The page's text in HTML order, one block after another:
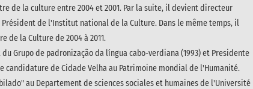
de la culture entre 2004 et 2001. Par la suite, il devient directeur
de l'Institut national de la Culture. Dans le même temps, il
la Culture de 2004 à 2011.
Grupo de padronização da língua cabo-verdiana (1993) et Presidente
candidature de Cidade Velha au Patrimoine mondial de l'Humanité.
au Departement de sciences sociales et humaines de l'Université